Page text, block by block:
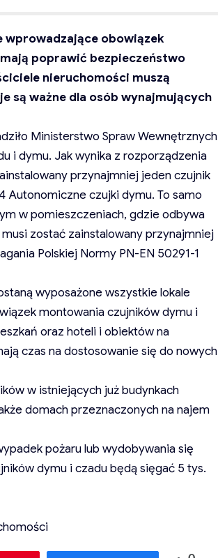
wprowadzające obowiązek
poprawić bezpieczeństwo
nieruchomości muszą
są ważne dla osób wynajmujących
Ministerstwo Spraw Wewnętrznych
i dymu. Jak wynika z rozporządzenia
przynajmniej jeden czujnik
Autonomiczne czujki dymu. To samo
w pomieszczeniach, gdzie odbywa
zostać zainstalowany przynajmniej
Polskiej Normy PN-EN 50291-1
wyposażone wszystkie lokale
montowania czujników dymu i
oraz hoteli i obiektów na
czas na dostosowanie się do nowych
w istniejących już budynkach
domach przeznaczonych na najem
pożaru lub wydobywania się
dymu i czadu będą sięgać 5 tys.